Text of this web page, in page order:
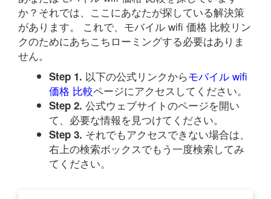
か？それでは、ここにあなたが探している解決策
があります。 これで、モバイル wifi 価格 比較リン
クのためにあちこちローミングする必要はありま
せん。
Step 1. 以下の公式リンクからモバイル wifi
価格 比較ページにアクセスしてください。
Step 2. 公式ウェブサイトのページを開い
て、必要な情報を見つけてください。
Step 3. それでもアクセスできない場合は、
右上の検索ボックスでもう一度検索してみ
てください。